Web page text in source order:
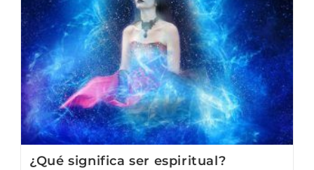
¿Qué significa ser espiritual?